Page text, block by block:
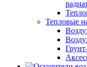
Тепловые